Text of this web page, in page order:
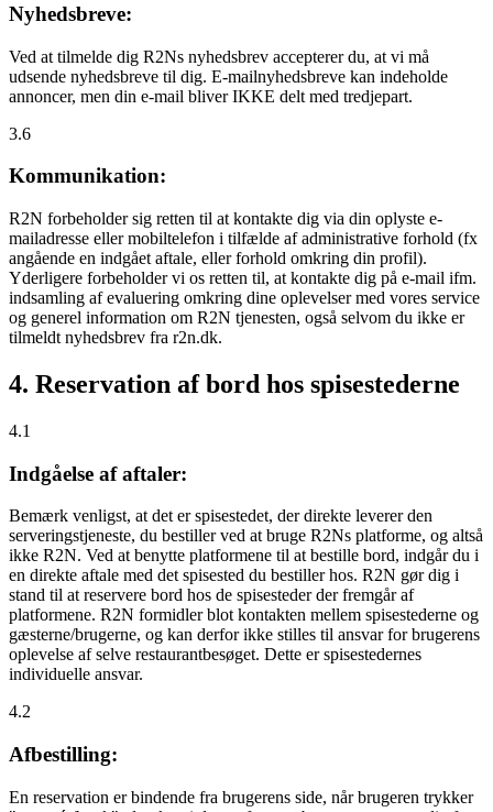
Nyhedsbreve:
Ved at tilmelde dig R2Ns nyhedsbrev accepterer du, at vi må
udsende nyhedsbreve til dig. E-mailnyhedsbreve kan indeholde
annoncer, men din e-mail bliver IKKE delt med tredjepart.
3.6
Kommunikation:
R2N forbeholder sig retten til at kontakte dig via din oplyste e-
mailadresse eller mobiltelefon i tilfælde af administrative forhold (fx
angående en indgået aftale, eller forhold omkring din profil).
Yderligere forbeholder vi os retten til, at kontakte dig på e-mail ifm.
indsamling af evaluering omkring dine oplevelser med vores service
og generel information om R2N tjenesten, også selvom du ikke er
tilmeldt nyhedsbrev fra r2n.dk.
4. Reservation af bord hos spisestederne
4.1
Indgåelse af aftaler:
Bemærk venligst, at det er spisestedet, der direkte leverer den
serveringstjeneste, du bestiller ved at bruge R2Ns platforme, og altså
ikke R2N. Ved at benytte platformene til at bestille bord, indgår du i
en direkte aftale med det spisested du bestiller hos. R2N gør dig i
stand til at reservere bord hos de spisesteder der fremgår af
platformene. R2N formidler blot kontakten mellem spisestederne og
gæsterne/brugerne, og kan derfor ikke stilles til ansvar for brugerens
oplevelse af selve restaurantbesøget. Dette er spisestedernes
individuelle ansvar.
4.2
Afbestilling:
En reservation er bindende fra brugerens side, når brugeren trykker